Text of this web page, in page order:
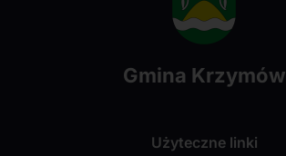
Gmina Krzymów
Użyteczne linki